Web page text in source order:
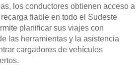
los conductores obtienen acceso a
fiable en todo el Sudeste
planificar sus viajes con
las herramientas y la asistencia
cargadores de vehículos